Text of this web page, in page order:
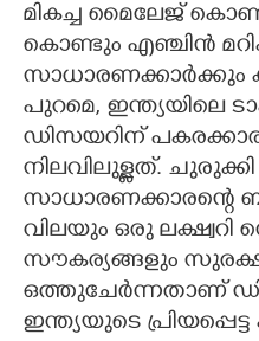
മികച്ച മൈലേജ്
കൊണ്ടും എഞ്ചിൻ
പുറമെ, ഇന്ത്യയിലെ
ഡിസയറിന്
നിലവിലുള്ളത്.
സാധാരണക്കാരന്റെ
വിലയും ഒരു ലക്ഷ്വറി
സൗകര്യങ്ങളും
ഒത്തുചേർന്നതാണ്
ഇന്ത്യയുടെ പ്രിയപ്പെട്ട